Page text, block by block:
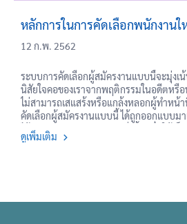
หลักการในการคัดเลือกพนักงานใ
12 ก.พ. 2562
ระบบการคัดเลือกผู้สมัครงานแบบนี้จะมุ่ง
นิสัยใจคอของเราจากพฤติกรรมในอดีตหรื
ไม่สามารถเสแสร้งหรือแกล้งหลอกผู้ทำหน้า
คัดเลือกผู้สมัครงานแบบนี้ ได้ถูกออกแบบม
ได้อย่างมีประสิทธิภาพมากยิ่งขึ้น เพื่อให้เห็
ระบบการคัดเลือกผู้สมัครงานแบบนี้ทำอย่าง
ดูเพิ่มเติม